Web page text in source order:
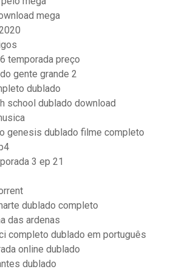
mega
temporada preço
gente grande 2
dublado
school dublado download
genesis dublado filme completo
3 ep 21
dublado completo
das ardenas
completo dublado em português
online dublado
dublado